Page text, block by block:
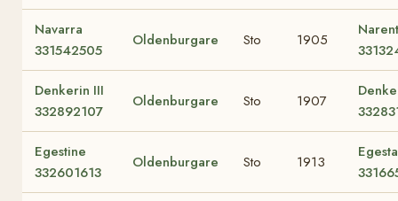
Navarra
331542505
Oldenburgare Sto 1905
Denkerin III
332892107
Oldenburgare Sto 1907
Egestine
332601613
Oldenburgare Sto 1913